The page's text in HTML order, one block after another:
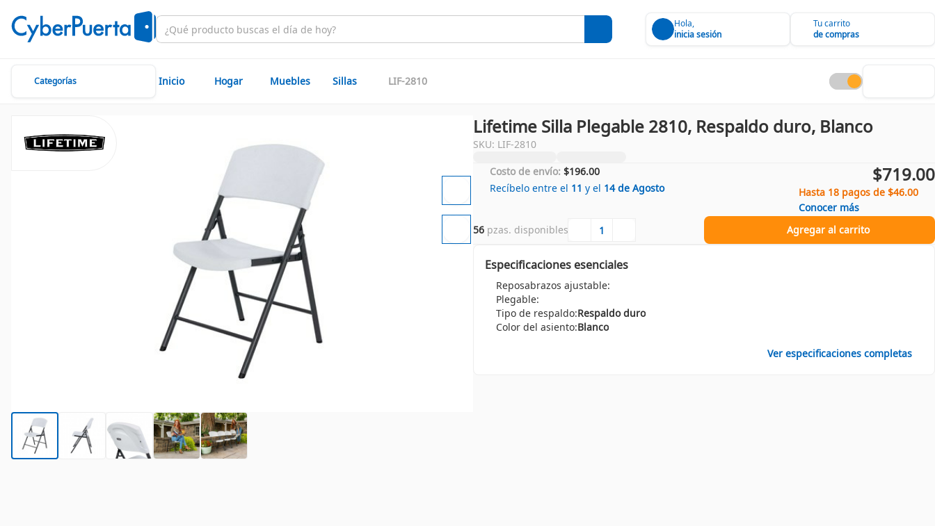
Hola,
inicia sesión
Tu carrito
de compras
Categorías Inicio Hogar Muebles Sillas LIF-2810
Lifetime Silla Plegable 2810, Respaldo duro, Blanco
SKU: LIF-2810
Costo de envío: $196.00
Recíbelo entre el 11 y el 14 de Agosto
$719.00
Hasta 18 pagos de $46.00
Conocer más
56 pzas. disponibles Agregar al carrito
Especificaciones esenciales
Reposabrazos ajustable:
Plegable:
Tipo de respaldo:Respaldo duro
Color del asiento:Blanco
Ver especificaciones completas